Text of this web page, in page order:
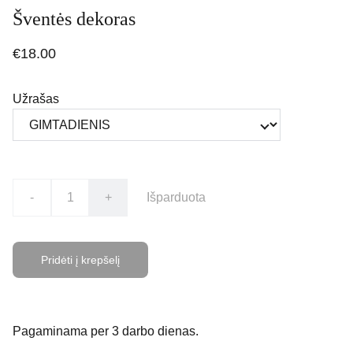
Šventės dekoras
€18.00
Užrašas
- + Išparduota
Pridėti į krepšelį
Pagaminama per 3 darbo dienas.